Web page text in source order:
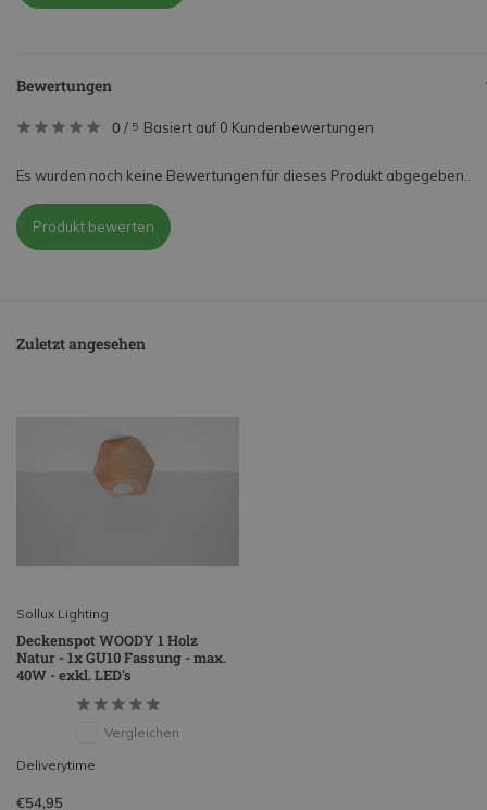
Bewertungen
0 / 5 Basiert auf 0 Kundenbewertungen
Es wurden noch keine Bewertungen für dieses Produkt abgegeben..
Produkt bewerten
Zuletzt angesehen
Sollux Lighting
Deckenspot WOODY 1 Holz
Natur - 1x GU10 Fassung - max.
40W - exkl. LED's
Vergleichen
Deliverytime
€54,95